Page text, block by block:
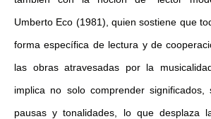
Umberto Eco (1981), quien sostiene que
forma específica de lectura y de
las obras atravesadas por la
implica no solo comprender significados,
pausas y tonalidades, lo que desplaza